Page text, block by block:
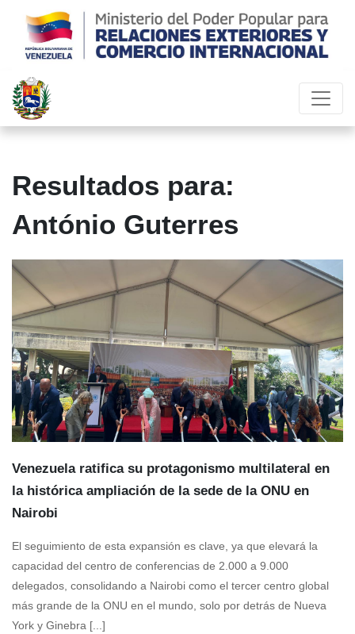
Resultados para:
António Guterres
Venezuela ratifica su protagonismo multilateral en
la histórica ampliación de la sede de la ONU en
Nairobi
El seguimiento de esta expansión es clave, ya que elevará la
capacidad del centro de conferencias de 2.000 a 9.000
delegados, consolidando a Nairobi como el tercer centro global
más grande de la ONU en el mundo, solo por detrás de Nueva
York y Ginebra [...]